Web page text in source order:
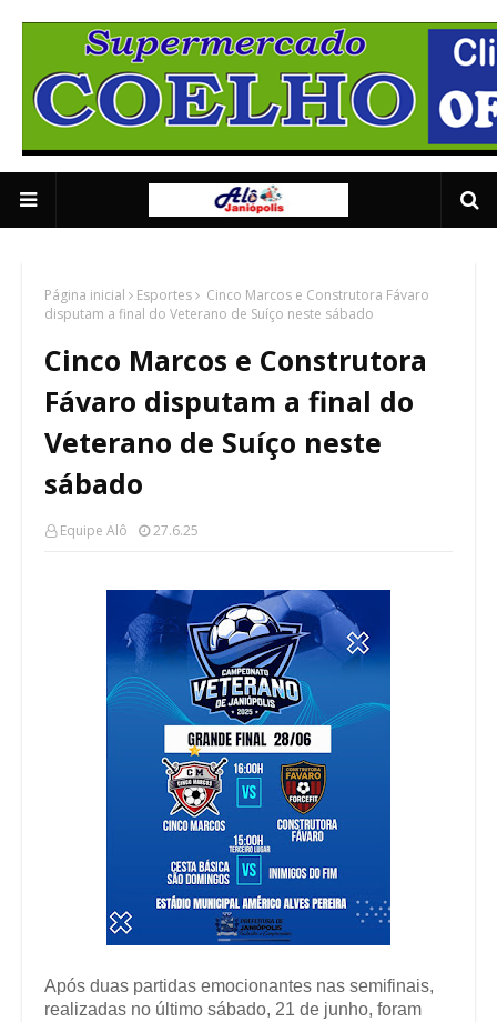
Página inicial Esportes
Cinco Marcos e Construtora Fávaro
disputam a final do Veterano de Suíço neste sábado
Cinco Marcos e Construtora
Fávaro disputam a final do
Veterano de Suíço neste
sábado
Equipe Alô 27.6.25
Após duas partidas emocionantes nas semifinais,
realizadas no último sábado, 21 de junho, foram